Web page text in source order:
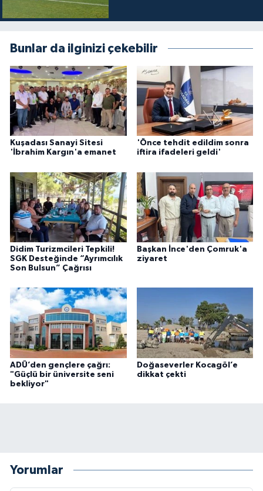
Bunlar da ilginizi çekebilir
Kuşadası Sanayi Sitesi
'İbrahim Kargın'a emanet
'Önce tehdit edildim sonra
iftira ifadeleri geldi'
Didim Turizmcileri Tepkili!
SGK Desteğinde “Ayrımcılık
Son Bulsun” Çağrısı
Başkan İnce'den Çomruk'a
ziyaret
ADÜ’den gençlere çağrı:
"Güçlü bir üniversite seni
bekliyor"
Doğaseverler Kocagöl’e
dikkat çekti
Yorumlar